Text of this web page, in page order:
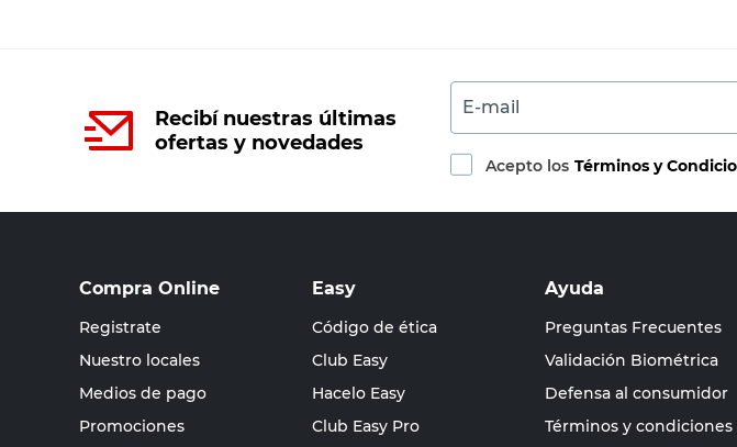
Recibí nuestras últimas
ofertas y novedades
E-mail
Acepto los Términos y
Compra Online
Registrate
Nuestro locales
Medios de pago
Promociones
Easy
Código de ética
Club Easy
Hacelo Easy
Club Easy Pro
Ayuda
Preguntas Frecuentes
Validación Biométrica
Defensa al consumidor
Términos y condiciones